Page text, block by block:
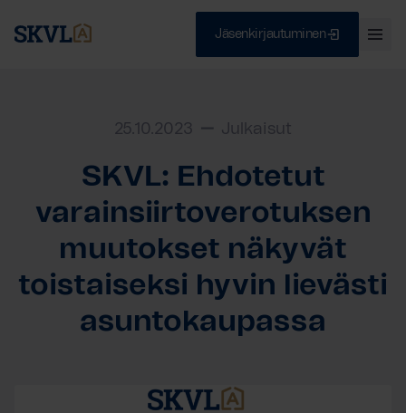
Jäsenkirjautuminen
25.10.2023 Julkaisut
SKVL: Ehdotetut
varainsiirtoverotuksen
muutokset näkyvät
toistaiseksi hyvin lievästi
asuntokaupassa